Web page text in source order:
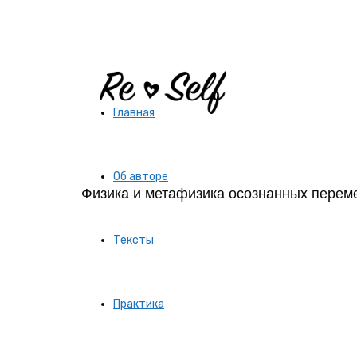
Re-
Self
Создай
Физика и метафизика осознанных
Главная
Об авторе
Тексты
Практика